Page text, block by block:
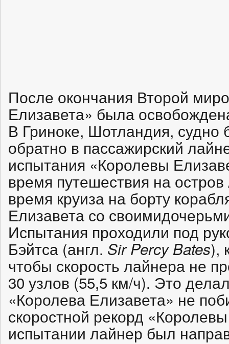
После окончания Второй
Елизавета» была
В Гриноке, Шотландия, судно
обратно в пассажирский
испытания «Королевы
время путешествия на
время круиза на борту
Елизавета со
Испытания проходили под
Бэйтса (англ. Sir Percy Bates),
чтобы скорость лайнера не
30 узлов (55,5 км/ч). Это
«Королева Елизавета» не
скоростной рекорд
испытании лайнер был